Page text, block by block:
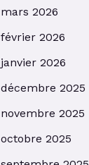
mars 2026
février 2026
janvier 2026
décembre 2025
novembre 2025
octobre 2025